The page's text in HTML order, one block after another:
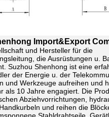
Import&Export
und Hersteller für die
die Ausrüstungen u.
Suzhou Shenhong ist eine
der Energie u. der
und Werkzeuge aufreihen und
als 10 Jahre engagiert. Die
Abziehvorrichtungen,
und reihen die